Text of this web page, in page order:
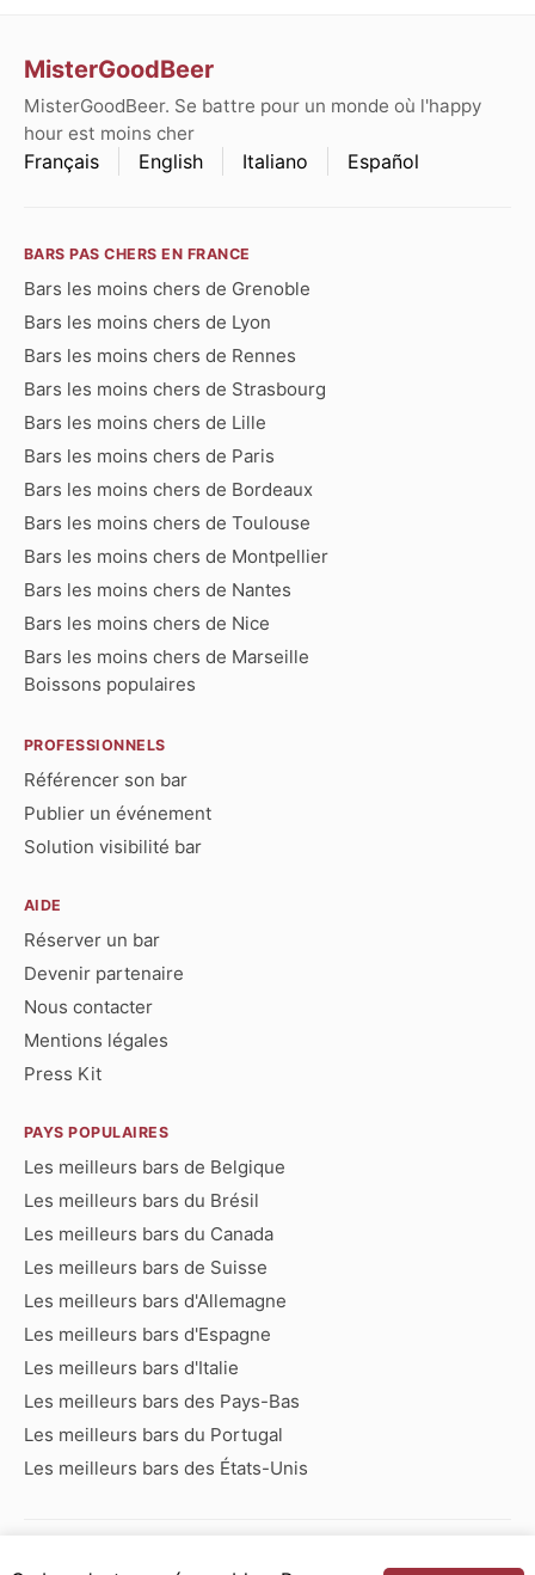
MisterGoodBeer
MisterGoodBeer. Se battre pour un monde où l'happy
hour est moins cher
Français English Italiano Español
BARS PAS CHERS EN FRANCE
Bars les moins chers de Grenoble
Bars les moins chers de Lyon
Bars les moins chers de Rennes
Bars les moins chers de Strasbourg
Bars les moins chers de Lille
Bars les moins chers de Paris
Bars les moins chers de Bordeaux
Bars les moins chers de Toulouse
Bars les moins chers de Montpellier
Bars les moins chers de Nantes
Bars les moins chers de Nice
Bars les moins chers de Marseille
Boissons populaires
PROFESSIONNELS
Référencer son bar
Publier un événement
Solution visibilité bar
AIDE
Réserver un bar
Devenir partenaire
Nous contacter
Mentions légales
Press Kit
PAYS POPULAIRES
Les meilleurs bars de Belgique
Les meilleurs bars du Brésil
Les meilleurs bars du Canada
Les meilleurs bars de Suisse
Les meilleurs bars d'Allemagne
Les meilleurs bars d'Espagne
Les meilleurs bars d'Italie
Les meilleurs bars des Pays-Bas
Les meilleurs bars du Portugal
Les meilleurs bars des États-Unis